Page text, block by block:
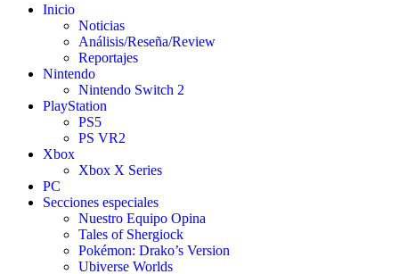
Inicio
Noticias
Análisis/Reseña/Review
Reportajes
Nintendo
Nintendo Switch 2
PlayStation
PS5
PS VR2
Xbox
Xbox X Series
PC
Secciones especiales
Nuestro Equipo Opina
Tales of Shergiock
Pokémon: Drako’s Version
Ubiverse Worlds